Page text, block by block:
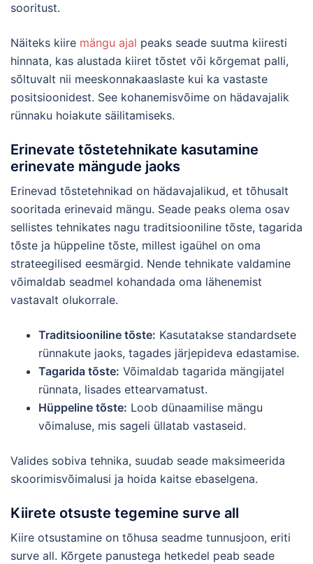
sooritust.
Näiteks kiire mängu ajal peaks seade suutma kiiresti
hinnata, kas alustada kiiret tõstet või kõrgemat palli,
sõltuvalt nii meeskonnakaaslaste kui ka vastaste
positsioonidest. See kohanemisvõime on hädavajalik
rünnaku hoiakute säilitamiseks.
Erinevate tõstetehnikate kasutamine
erinevate mängude jaoks
Erinevad tõstetehnikad on hädavajalikud, et tõhusalt
sooritada erinevaid mängu. Seade peaks olema osav
sellistes tehnikates nagu traditsiooniline tõste, tagarida
tõste ja hüppeline tõste, millest igaühel on oma
strateegilised eesmärgid. Nende tehnikate valdamine
võimaldab seadmel kohandada oma lähenemist
vastavalt olukorrale.
Traditsiooniline tõste: Kasutatakse standardsete
rünnakute jaoks, tagades järjepideva edastamise.
Tagarida tõste: Võimaldab tagarida mängijatel
rünnata, lisades ettearvamatust.
Hüppeline tõste: Loob dünaamilise mängu
võimaluse, mis sageli üllatab vastaseid.
Valides sobiva tehnika, suudab seade maksimeerida
skoorimisvõimalusi ja hoida kaitse ebaselgena.
Kiirete otsuste tegemine surve all
Kiire otsustamine on tõhusa seadme tunnusjoon, eriti
surve all. Kõrgete panustega hetkedel peab seade